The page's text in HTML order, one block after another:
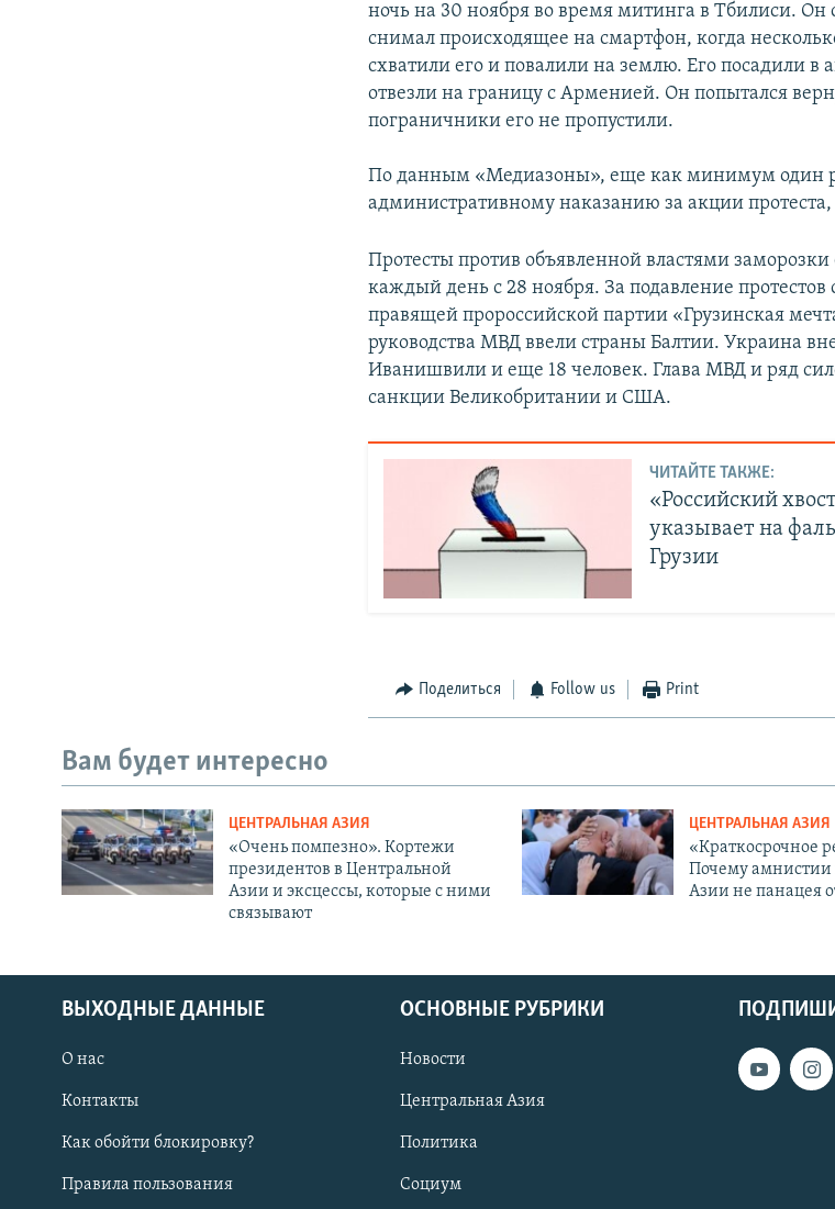
ночь на 30 ноября во время митинга в Тбилиси.
снимал происходящее на смартфон, когда
схватили его и повалили на землю. Его посадили в
отвезли на границу с Арменией. Он попытался
пограничники его не пропустили.
По данным «Медиазоны», еще как минимум один
административному наказанию за акции протеста,
Протесты против объявленной властями
каждый день с 28 ноября. За подавление протестов
правящей пророссийской партии «Грузинская
руководства МВД ввели страны Балтии. Украина
Иванишвили и еще 18 человек. Глава МВД и ряд
санкции Великобритании и США.
ЧИТАЙТЕ ТАКЖЕ:
«Российский
указывает на
Грузии
Поделиться Follow us Print
Вам будет интересно
ЦЕНТРАЛЬНАЯ АЗИЯ
«Очень помпезно». Кортежи
президентов в Центральной
Азии и эксцессы, которые с ними
связывают
ЦЕНТРАЛЬНАЯ АЗИЯ
«Краткосрочное
Почему амнистии
Азии не панацея
ВЫХОДНЫЕ ДАННЫЕ
О нас
Контакты
Как обойти блокировку?
Правила пользования
ОСНОВНЫЕ РУБРИКИ
Новости
Центральная Азия
Политика
Социум